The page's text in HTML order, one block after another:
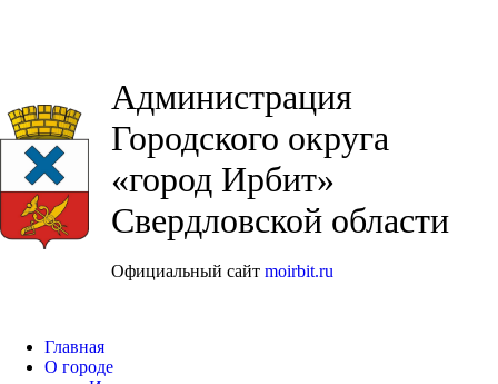
Администрация
Городского округа
«город Ирбит»
Свердловской области
Официальный сайт moirbit.ru
Главная
О городе